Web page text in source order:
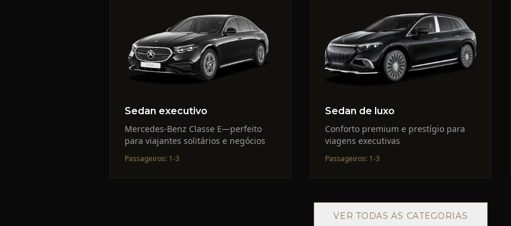
Sedan executivo
Mercedes-Benz Classe E—perfeito
para viajantes solitários e negócios
Passageiros: 1-3
Sedan de luxo
Conforto premium e prestígio para
viagens executivas
Passageiros: 1-3
VER TODAS AS CATEGORIAS